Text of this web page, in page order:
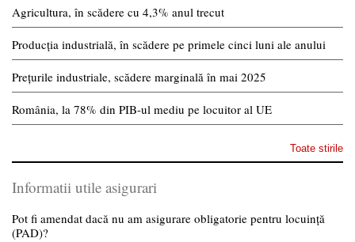
Agricultura, în scădere cu 4,3% anul trecut
Producția industrială, în scădere pe primele cinci luni ale anului
Prețurile industriale, scădere marginală în mai 2025
România, la 78% din PIB-ul mediu pe locuitor al UE
Toate stirile
Informatii utile asigurari
Pot fi amendat dacă nu am asigurare obligatorie pentru locuință
(PAD)?